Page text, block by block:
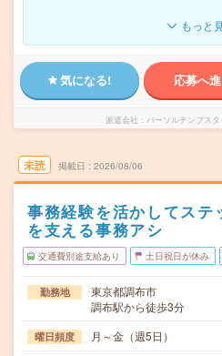
もっと
気になる! 応募へ
派遣会社 パーソルテンプス
未読 掲載日 2026/08/06
事務経験を活かしてステ
を支える事務アシ
交通費別途支給あり 土日祝日が休み
勤務地
東京都調布市
調布駅から徒歩3分
曜日頻度 月～金（週5日）